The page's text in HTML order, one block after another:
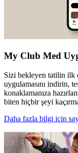
My Club Med
Sizi bekleyen tatilin ilk
uygulamasını indirin,
konaklamanıza
biten hiçbir şeyi
Daha fazla bilgi için